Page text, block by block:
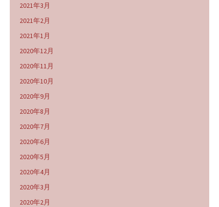
2021年3月
2021年2月
2021年1月
2020年12月
2020年11月
2020年10月
2020年9月
2020年8月
2020年7月
2020年6月
2020年5月
2020年4月
2020年3月
2020年2月